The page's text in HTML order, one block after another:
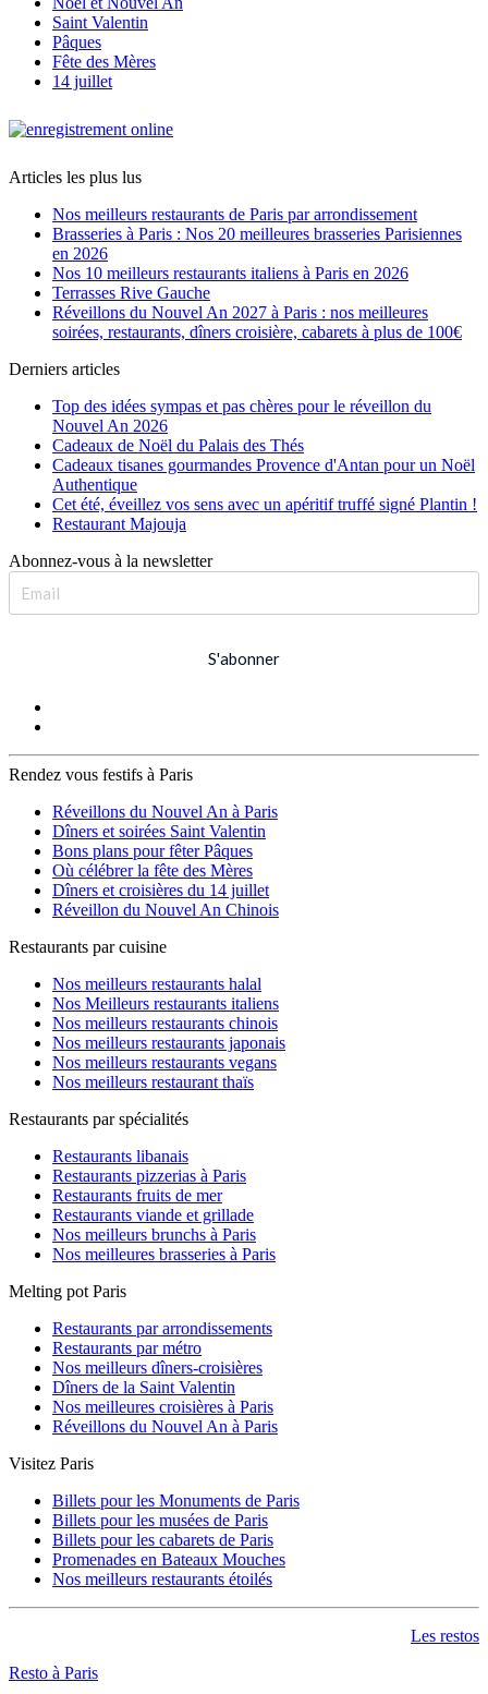
Saint Valentin
Pâques
Fête des Mères
14 juillet
Articles les plus lus
Nos meilleurs restaurants de Paris par arrondissement
Brasseries à Paris : Nos 20 meilleures brasseries Parisiennes
en 2026
Nos 10 meilleurs restaurants italiens à Paris en 2026
Terrasses Rive Gauche
Réveillons du Nouvel An 2027 à Paris : nos meilleures
soirées, restaurants, dîners croisière, cabarets à plus de 100€
Derniers articles
Top des idées sympas et pas chères pour le réveillon du
Nouvel An 2026
Cadeaux de Noël du Palais des Thés
Cadeaux tisanes gourmandes Provence d'Antan pour un Noël
Authentique
Cet été, éveillez vos sens avec un apéritif truffé signé Plantin !
Restaurant Majouja
Abonnez-vous à la newsletter
S'abonner
Rendez vous festifs à Paris
Réveillons du Nouvel An à Paris
Dîners et soirées Saint Valentin
Bons plans pour fêter Pâques
Où célébrer la fête des Mères
Dîners et croisières du 14 juillet
Réveillon du Nouvel An Chinois
Restaurants par cuisine
Nos meilleurs restaurants halal
Nos Meilleurs restaurants italiens
Nos meilleurs restaurants chinois
Nos meilleurs restaurants japonais
Nos meilleurs restaurants vegans
Nos meilleurs restaurant thaïs
Restaurants par spécialités
Restaurants libanais
Restaurants pizzerias à Paris
Restaurants fruits de mer
Restaurants viande et grillade
Nos meilleurs brunchs à Paris
Nos meilleures brasseries à Paris
Melting pot Paris
Restaurants par arrondissements
Restaurants par métro
Nos meilleurs dîners-croisières
Dîners de la Saint Valentin
Nos meilleures croisières à Paris
Réveillons du Nouvel An à Paris
Visitez Paris
Billets pour les Monuments de Paris
Billets pour les musées de Paris
Billets pour les cabarets de Paris
Promenades en Bateaux Mouches
Nos meilleurs restaurants étoilés
Les restos
Resto à Paris